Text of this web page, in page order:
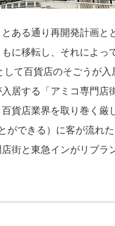
ある通り再開発計画と
に移転し、それによっ
て百貨店のそごうが
居する「アミコ専門店
貨店業界を取り巻く厳
ができる）に客が流れ
街と東急インがリブラ